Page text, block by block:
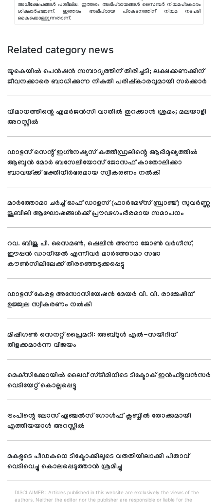
അധിക്ഷേപങ്ങള്‍ പാടില്ല. ഇത്തരം അഭിപ്രായങ്ങള്‍ സൈബര്‍ നിയമപ്രകാരം
ശിക്ഷാര്‍ഹമാണ്. ഇത്തരം അഭിപ്രായ പ്രകടനത്തിന് നിയമ നടപടി
കൈക്കൊള്ളുന്നതാണ്.
Related category news
യുകെയില്‍ പെന്‍ഷന്‍ സമ്പാദ്യത്തിന് തിരിച്ചടി; ലക്ഷക്കണക്കിന്
ജീവനക്കാരെ ബാധിക്കുന്ന നികുതി പരിഷ്‌കാരവുമായി സര്‍ക്കാര്‍
വിമാനത്തിന്റെ എമര്‍ജന്‍സി വാതില്‍ തുറക്കാന്‍ ശ്രമം; മലയാളി
അറസ്റ്റില്‍
ഡാളസ് സെന്റ് ഇഗ്‌നേഷ്യസ് കത്തീഡ്രലിന്റെ ആഭിമുഖ്യത്തില്‍
ആബൂന്‍ മോര്‍ ബസേലിയോസ് ജോസഫ് കാതോലിക്കാ
ബാവയ്ക്ക് ഭക്തിനിര്‍ഭരമായ സ്വീകരണം നല്‍കി
മാര്‍ത്തോമാ ചര്‍ച്ച് ഓഫ് ഡാളസ് (ഫാര്‍മേഴ്സ് ബ്രാഞ്ച്) സുവര്‍ണ്ണ
ജൂബിലി ആഘോഷങ്ങള്‍ക്ക് പ്രൗഢഗംഭീരമായ സമാപനം
റവ. ബിജു പി. സൈമണ്‍, ഷെലിന്‍ അന്നാ ജോണ്‍ വര്‍ഗീസ്,
ഈപ്പന്‍ ഡാനിയല്‍ എന്നിവര്‍ മാര്‍ത്തോമാ സഭാ
കൗണ്‍സിലിലേക്ക് തിരഞ്ഞെടുക്കപ്പെട്ടു
ഡാളസ് കേരള അസോസിയേഷന്‍ മേയര്‍ വി. വി. രാജേഷിന്
ഉജ്ജ്വല സ്വീകരണം നല്‍കി
മിഷിഗണ്‍ സെനറ്റ് പ്രൈമറി: അബ്ദുള്‍ എല്‍-സയീദിന്
തിളക്കമാര്‍ന്ന വിജയം
മെക്‌സിക്കോയില്‍ ലൈവ് സ്ട്രീമിനിടെ ടിക്ടോക് ഇന്‍ഫ്‌ളുവന്‍സര്‍
വെടിയേറ്റ് കൊല്ലപ്പെട്ടു
ട്രംപിന്റെ ലോസ് ഏഞ്ചല്‍സ് ഗോള്‍ഫ് ക്ലബ്ബില്‍ തോക്കുമായി
എത്തിയയാള്‍ അറസ്റ്റില്‍
മകളുടെ പീഡകനെ ടിക്ടോക്കിലൂടെ വരുതിയിലാക്കി പിതാവ്
വെടിവെച്ചു കൊലപ്പെടുത്താന്‍ ശ്രമിച്ചു
DISCLAIMER : Articles published in this website are exclusively the views of the
authors. Neither the editor nor the publisher are responsible or liable for the